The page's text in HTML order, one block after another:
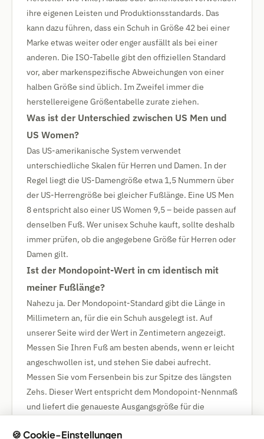
ihre eigenen Leisten und Produktionsstandards. Das
kann dazu führen, dass ein Schuh in Größe 42 bei einer
Marke etwas weiter oder enger ausfällt als bei einer
anderen. Die ISO-Tabelle gibt den offiziellen Standard
vor, aber markenspezifische Abweichungen von einer
halben Größe sind üblich. Im Zweifel immer die
herstellereigene Größentabelle zurate ziehen.
Was ist der Unterschied zwischen US Men und
US Women?
Das US-amerikanische System verwendet
unterschiedliche Skalen für Herren und Damen. In der
Regel liegt die US-Damengröße etwa 1,5 Nummern über
der US-Herrengröße bei gleicher Fußlänge. Eine US Men
8 entspricht also einer US Women 9,5 – beide passen auf
denselben Fuß. Wer unisex Schuhe kauft, sollte deshalb
immer prüfen, ob die angegebene Größe für Herren oder
Damen gilt.
Ist der Mondopoint-Wert in cm identisch mit
meiner Fußlänge?
Nahezu ja. Der Mondopoint-Standard gibt die Länge in
Millimetern an, für die ein Schuh ausgelegt ist. Auf
unserer Seite wird der Wert in Zentimetern angezeigt.
Messen Sie Ihren Fuß am besten abends, wenn er leicht
angeschwollen ist, und stehen Sie dabei aufrecht.
Messen Sie vom Fersenbein bis zur Spitze des längsten
Zehs. Dieser Wert entspricht dem Mondopoint-Nennmaß
und liefert die genaueste Ausgangsgröße für die
🍪 Cookie-Einstellungen